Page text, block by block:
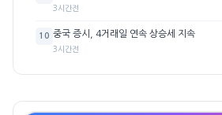
3시간전
10 중국 증시, 4거래일 연속 상승세 지속
3시간전